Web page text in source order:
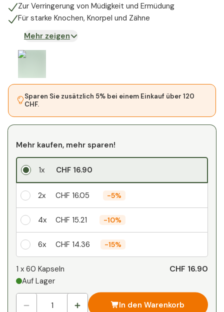
Zur Verringerung von Müdigkeit und Ermüdung
Für starke Knochen, Knorpel und Zähne
Mehr zeigen
Sparen Sie zusätzlich 5% bei einem Einkauf über 120
CHF.
Mehr kaufen, mehr sparen!
1x CHF 16.90
2x CHF 16.05 -5%
4x CHF 15.21 -10%
6x CHF 14.36 -15%
1x
1 x 60 Kapseln
Auf Lager
CHF 16.90
In den Warenkorb